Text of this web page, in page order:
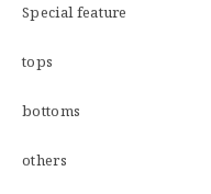
Special feature
tops
bottoms
others